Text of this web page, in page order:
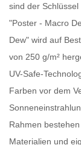
sind der
"Poster - Macro
Dew" wird auf
von 250 g/m²
UV-Safe-
Farben vor dem
Rahmen
Materialien und